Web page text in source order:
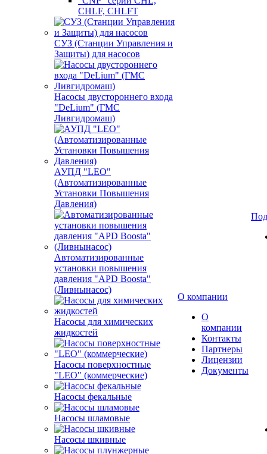
CHLF, CHLFT
СУЗ (Станции Управления и
Защиты) для насосов
Насосы двустороннего входа
"DeLium" (ГМС
Ливгидромаш)
АУПД "LEO"
(Автоматизированные
Установки Повышения
Давления)
Автоматизированные
установки повышения
давления "APD Boosta"
(Ливнынасос)
Насосы для химических
жидкостей
Насосы поверхностные
"LEO" (коммерческие)
Насосы фекальные
Насосы шламовые
Насосы шкивные
О компании
О
компании
Контакты
Партнеры
Лицензии
Документы